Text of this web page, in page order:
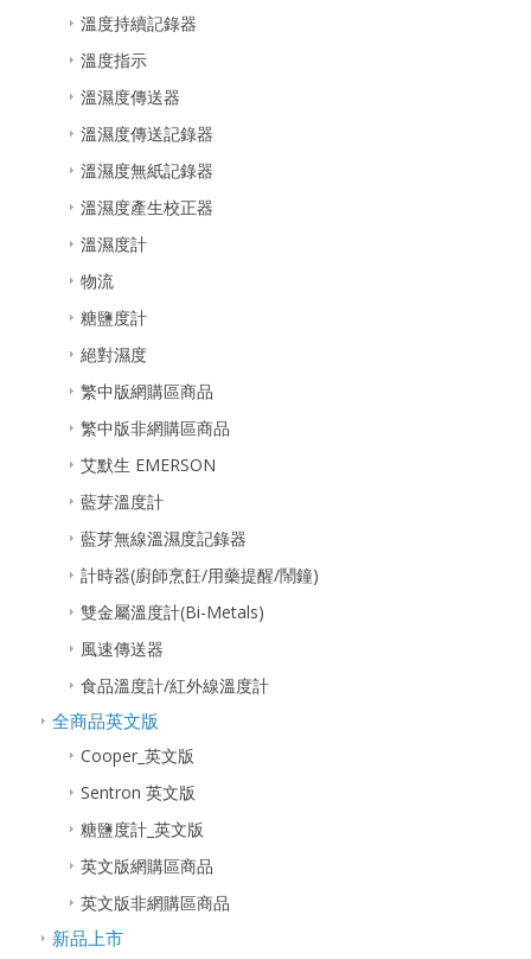
溫度持續記錄器
溫度指示
溫濕度傳送器
溫濕度傳送記錄器
溫濕度無紙記錄器
溫濕度產生校正器
溫濕度計
物流
糖鹽度計
絕對濕度
繁中版網購區商品
繁中版非網購區商品
艾默生 EMERSON
藍芽溫度計
藍芽無線溫濕度記錄器
計時器(廚師烹飪/用藥提醒/鬧鐘)
雙金屬溫度計(Bi-Metals)
風速傳送器
食品溫度計/紅外線溫度計
全商品英文版
Cooper_英文版
Sentron 英文版
糖鹽度計_英文版
英文版網購區商品
英文版非網購區商品
新品上市